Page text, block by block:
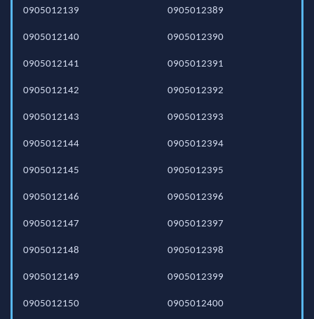
0905012139
0905012140
0905012141
0905012142
0905012143
0905012144
0905012145
0905012146
0905012147
0905012148
0905012149
0905012150
0905012389
0905012390
0905012391
0905012392
0905012393
0905012394
0905012395
0905012396
0905012397
0905012398
0905012399
0905012400